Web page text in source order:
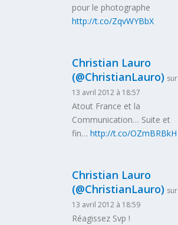
pour le photographe
http://t.co/ZqvWYBbX
Christian Lauro
(@ChristianLauro) sur
13 avril 2012 à 18:57
Atout France et la
Communication… Suite et
fin…http://t.co/OZmBRBkH
Christian Lauro
(@ChristianLauro) sur
13 avril 2012 à 18:59
Réagissez Svp !